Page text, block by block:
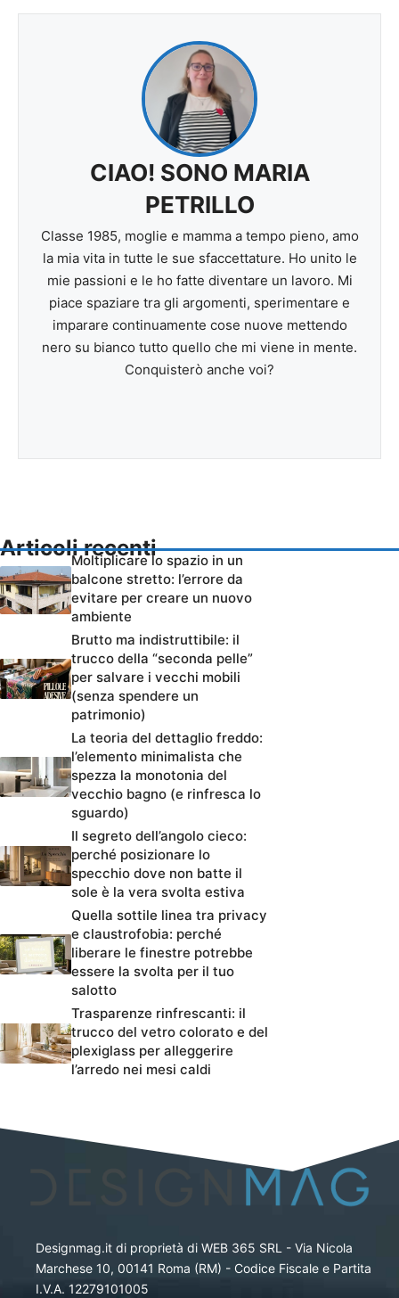
CIAO! SONO MARIA
PETRILLO
Classe 1985, moglie e mamma a tempo pieno, amo
la mia vita in tutte le sue sfaccettature. Ho unito le
mie passioni e le ho fatte diventare un lavoro. Mi
piace spaziare tra gli argomenti, sperimentare e
imparare continuamente cose nuove mettendo
nero su bianco tutto quello che mi viene in mente.
Conquisterò anche voi?
Articoli recenti
Moltiplicare lo spazio in un
balcone stretto: l’errore da
evitare per creare un nuovo
ambiente
Brutto ma indistruttibile: il
trucco della “seconda pelle”
per salvare i vecchi mobili
(senza spendere un
patrimonio)
La teoria del dettaglio freddo:
l’elemento minimalista che
spezza la monotonia del
vecchio bagno (e rinfresca lo
sguardo)
Il segreto dell’angolo cieco:
perché posizionare lo
specchio dove non batte il
sole è la vera svolta estiva
Quella sottile linea tra privacy
e claustrofobia: perché
liberare le finestre potrebbe
essere la svolta per il tuo
salotto
Trasparenze rinfrescanti: il
trucco del vetro colorato e del
plexiglass per alleggerire
l’arredo nei mesi caldi
Designmag.it di proprietà di WEB 365 SRL - Via Nicola
Marchese 10, 00141 Roma (RM) - Codice Fiscale e Partita
I.V.A. 12279101005